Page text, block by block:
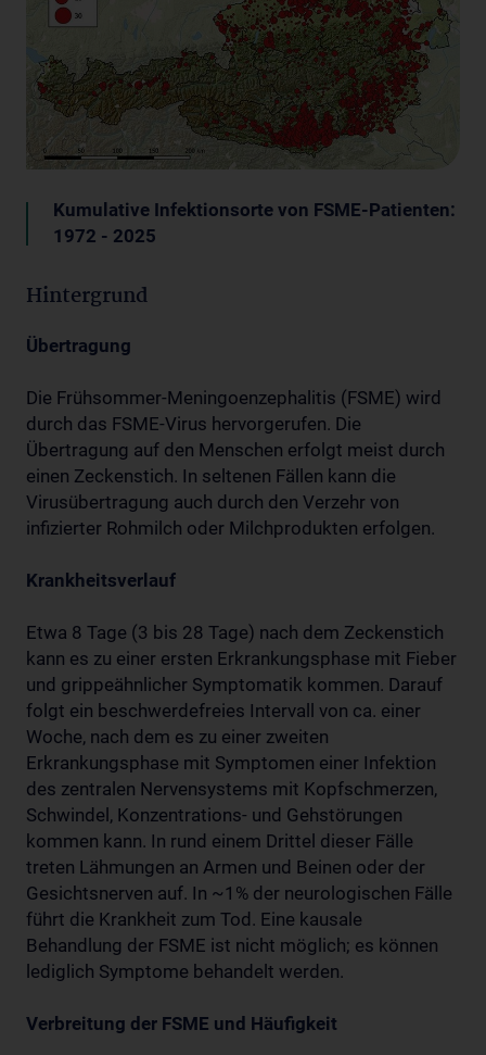
Kumulative Infektionsorte von FSME-Patienten:
1972 - 2025
Hintergrund
Übertragung
Die Frühsommer-Meningoenzephalitis (FSME) wird
durch das FSME-Virus hervorgerufen. Die
Übertragung auf den Menschen erfolgt meist durch
einen Zeckenstich. In seltenen Fällen kann die
Virusübertragung auch durch den Verzehr von
infizierter Rohmilch oder Milchprodukten erfolgen.
Krankheitsverlauf
Etwa 8 Tage (3 bis 28 Tage) nach dem Zeckenstich
kann es zu einer ersten Erkrankungsphase mit Fieber
und grippeähnlicher Symptomatik kommen. Darauf
folgt ein beschwerdefreies Intervall von ca. einer
Woche, nach dem es zu einer zweiten
Erkrankungsphase mit Symptomen einer Infektion
des zentralen Nervensystems mit Kopfschmerzen,
Schwindel, Konzentrations- und Gehstörungen
kommen kann. In rund einem Drittel dieser Fälle
treten Lähmungen an Armen und Beinen oder der
Gesichtsnerven auf. In ~1% der neurologischen Fälle
führt die Krankheit zum Tod. Eine kausale
Behandlung der FSME ist nicht möglich; es können
lediglich Symptome behandelt werden.
Verbreitung der FSME und Häufigkeit